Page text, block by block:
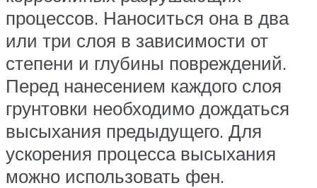
процессов. Наноситься она в два
или три слоя в зависимости от
степени и глубины повреждений.
Перед нанесением каждого слоя
грунтовки необходимо дождаться
высыхания предыдущего. Для
ускорения процесса высыхания
можно использовать фен.